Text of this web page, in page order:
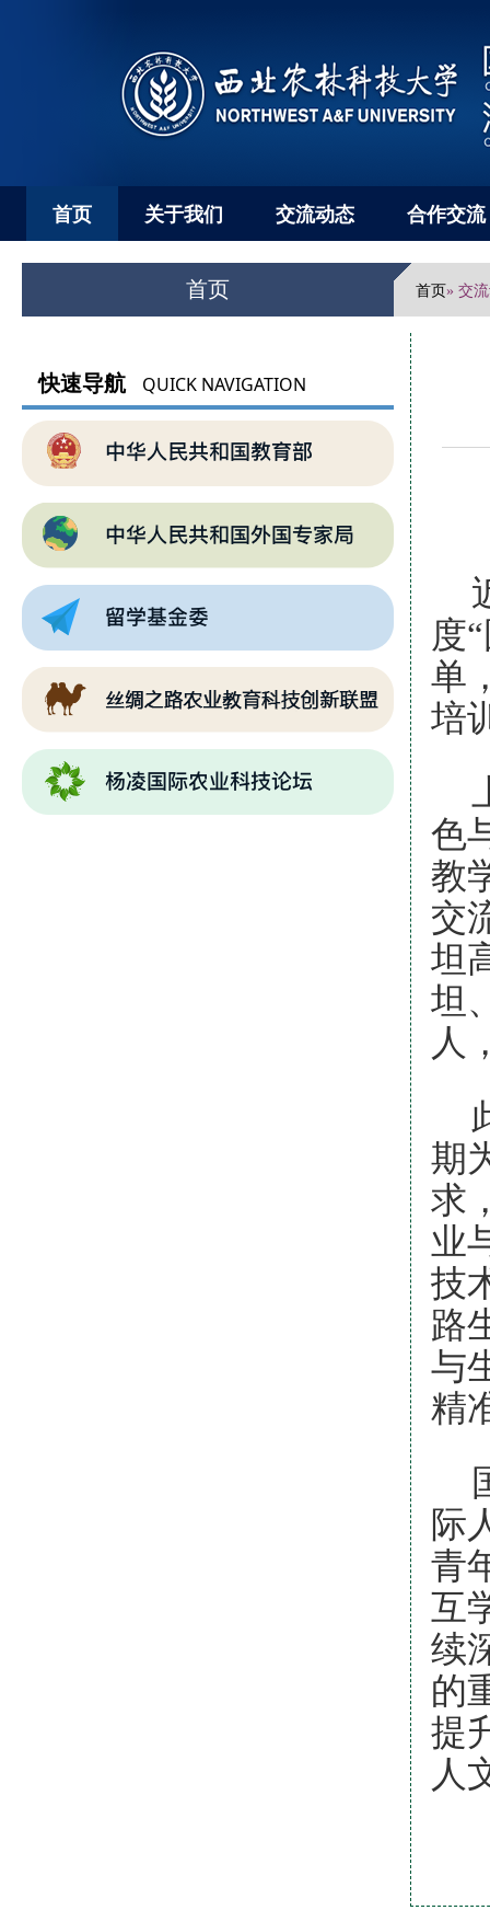
首页 关于我们 交流动态 合作交流
首页 首页» 交
快速导航 QUICK NAVIGATION
度
单
培
色
教
交
坦
坦
人
期
求
业
技
路
与
精
际
青
互
续
的
提
人